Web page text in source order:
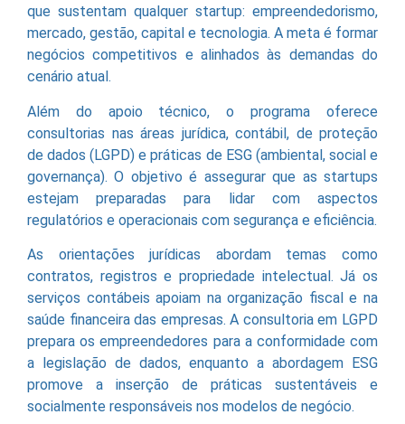
que sustentam qualquer startup: empreendedorismo,
mercado, gestão, capital e tecnologia. A meta é formar
negócios competitivos e alinhados às demandas do
cenário atual.
Além do apoio técnico, o programa oferece
consultorias nas áreas jurídica, contábil, de proteção
de dados (LGPD) e práticas de ESG (ambiental, social e
governança). O objetivo é assegurar que as startups
estejam preparadas para lidar com aspectos
regulatórios e operacionais com segurança e eficiência.
As orientações jurídicas abordam temas como
contratos, registros e propriedade intelectual. Já os
serviços contábeis apoiam na organização fiscal e na
saúde financeira das empresas. A consultoria em LGPD
prepara os empreendedores para a conformidade com
a legislação de dados, enquanto a abordagem ESG
promove a inserção de práticas sustentáveis e
socialmente responsáveis nos modelos de negócio.